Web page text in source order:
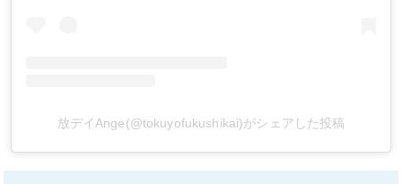
放デイAnge(@tokuyofukushikai)がシェアした投稿